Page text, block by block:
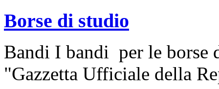
Borse di studio
Bandi I bandi per le borse
"Gazzetta Ufficiale della